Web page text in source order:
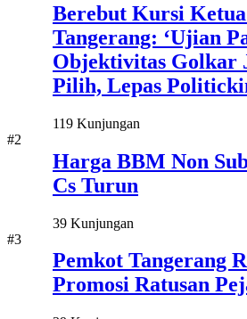
Berebut Kursi
Tangerang: ‘Ujian
Objektivitas Golkar
Pilih, Lepas
119 Kunjungan
#2
Harga BBM Non
Cs Turun
39 Kunjungan
#3
Pemkot Tangerang
Promosi Ratusan